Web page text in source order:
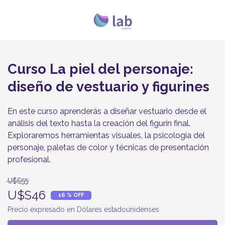
Curso La piel del personaje:
diseño de vestuario y figurines
En este curso aprenderás a diseñar vestuario desde el
análisis del texto hasta la creación del figurín final.
Exploraremos herramientas visuales, la psicología del
personaje, paletas de color y técnicas de presentación
profesional.
U$S55
U$S46 16 % OFF
Precio expresado en Dólares estadounidenses